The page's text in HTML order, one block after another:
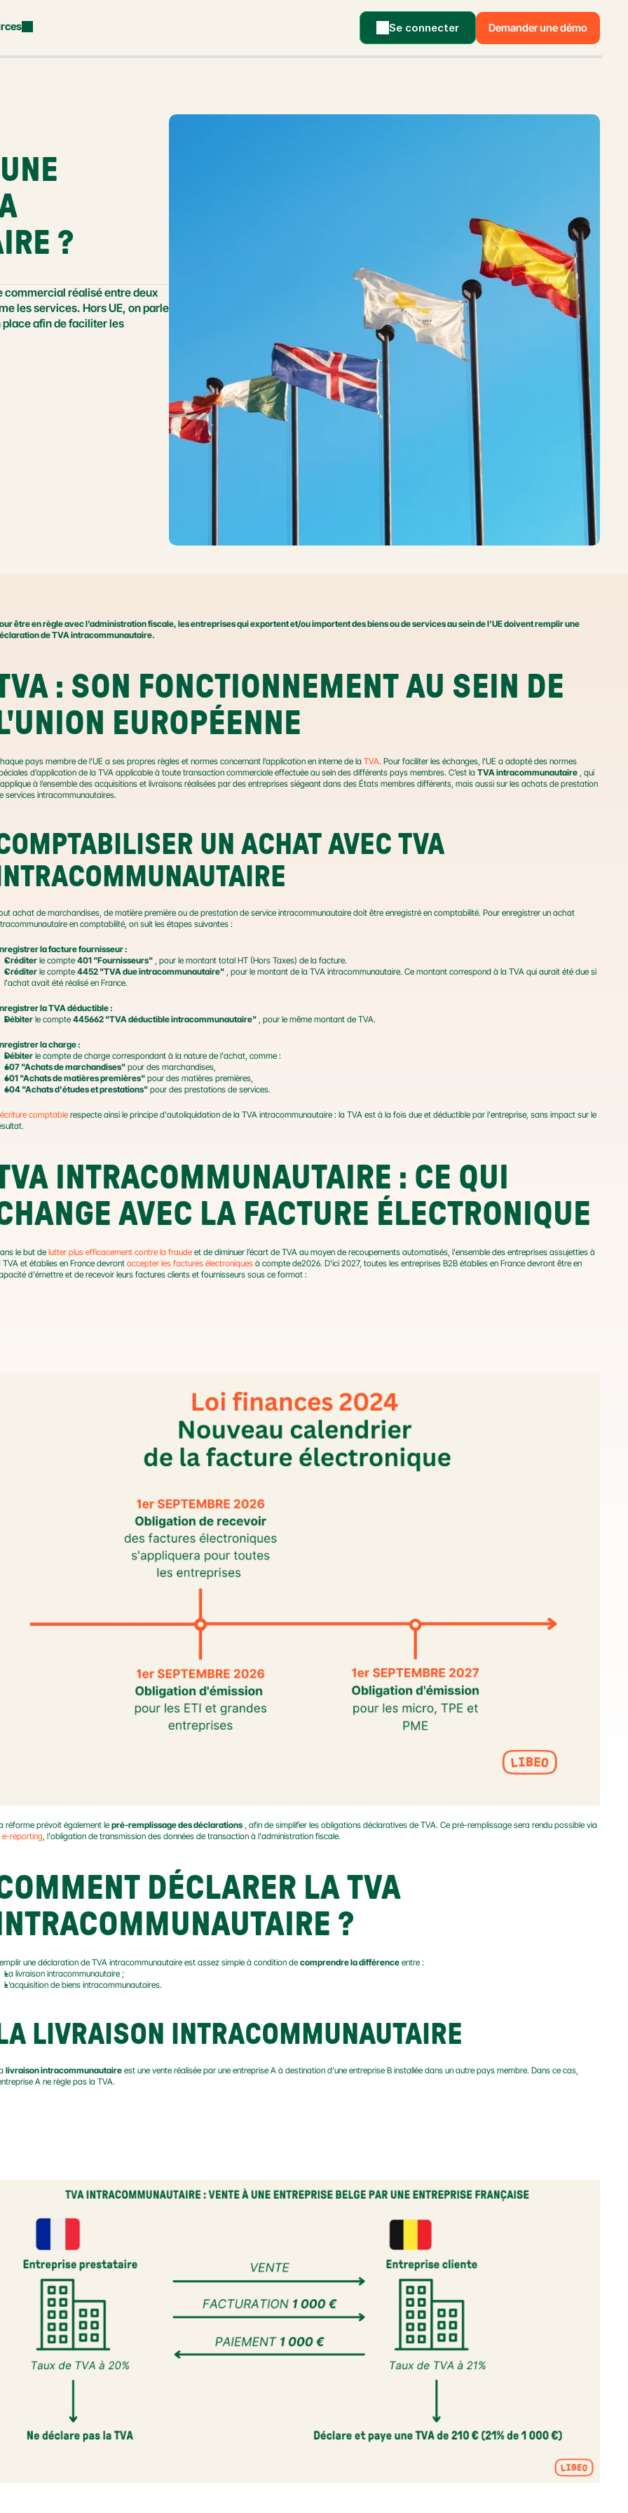
Se connecter Demander une démo
?
commercial réalisé entre deux
les services. Hors UE, on parle
afin de faciliter les
être en règle avec l’administration fiscale, les entreprises qui exportent et/ou importent des biens ou de services au sein de l’UE doivent remplir une
de TVA intracommunautaire.
: SON FONCTIONNEMENT AU SEIN DE
EUROPÉENNE
pays membre de l’UE a ses propres règles et normes concernant l’application en interne de la TVA. Pour faciliter les échanges, l’UE a adopté des normes
d’application de la TVA applicable à toute transaction commerciale effectuée au sein des différents pays membres. C’est la TVA intracommunautaire , qui
à l’ensemble des acquisitions et livraisons réalisées par des entreprises siégeant dans des États membres différents, mais aussi sur les achats de prestation
services intracommunautaires.
UN ACHAT AVEC TVA
achat de marchandises, de matière première ou de prestation de service intracommunautaire doit être enregistré en comptabilité. Pour enregistrer un achat
en comptabilité, on suit les étapes suivantes :
la facture fournisseur :
Créditer le compte 401 "Fournisseurs" , pour le montant total HT (Hors Taxes) de la facture.
Créditer le compte 4452 "TVA due intracommunautaire" , pour le montant de la TVA intracommunautaire. Ce montant correspond à la TVA qui aurait été due si
l'achat avait été réalisé en France.
la TVA déductible :
Débiter le compte 445662 "TVA déductible intracommunautaire" , pour le même montant de TVA.
la charge :
Débiter le compte de charge correspondant à la nature de l'achat, comme :
607 "Achats de marchandises" pour des marchandises,
601 "Achats de matières premières" pour des matières premières,
604 "Achats d'études et prestations" pour des prestations de services.
écriture comptable respecte ainsi le principe d'autoliquidation de la TVA intracommunautaire : la TVA est à la fois due et déductible par l'entreprise, sans impact sur le
INTRACOMMUNAUTAIRE : CE QUI
AVEC LA FACTURE ÉLECTRONIQUE
le but de lutter plus efficacement contre la fraude et de diminuer l’écart de TVA au moyen de recoupements automatisés, l'ensemble des entreprises assujetties à
TVA et établies en France devront accepter les factures électroniques à compte de2026. D'ici 2027, toutes les entreprises B2B établies en France devront être en
d'émettre et de recevoir leurs factures clients et fournisseurs sous ce format :
réforme prévoit également le pré-remplissage des déclarations , afin de simplifier les obligations déclaratives de TVA. Ce pré-remplissage sera rendu possible via
e-reporting , l'obligation de transmission des données de transaction à l'administration fiscale.
DÉCLARER LA TVA
?
une déclaration de TVA intracommunautaire est assez simple à condition de comprendre la différence entre :
La livraison intracommunautaire ;
L’acquisition de biens intracommunautaires.
LIVRAISON INTRACOMMUNAUTAIRE
livraison intracommunautaire est une vente réalisée par une entreprise A à destination d’une entreprise B installée dans un autre pays membre. Dans ce cas,
A ne règle pas la TVA.